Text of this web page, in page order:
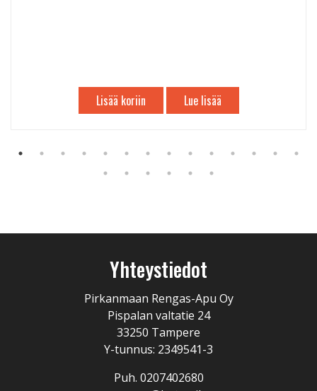
Lisää koriin Lue lisää
Yhteystiedot
Pirkanmaan Rengas-Apu Oy
Pispalan valtatie 24
33250 Tampere
Y-tunnus: 2349541-3
Puh. 0207402680